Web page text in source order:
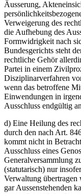
Äusserung,
Verweigerung des
die Aufhebung des
Formwidrigkeit nach
Bundesgerichts steht
rechtliche Gehör
Partei in einem
Disziplinarverfahren
wenn das betroffene
Einwendungen in
Ausschluss endgültig
d) Eine Heilung des
durch den nach Art.
kommt nicht in
Ausschluss eines
Generalversammlung
(statutarisch) nur
Verwaltung übertragen
gar Aussenstehenden